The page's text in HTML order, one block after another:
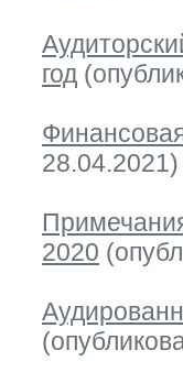
год
28.04.2021)
2020